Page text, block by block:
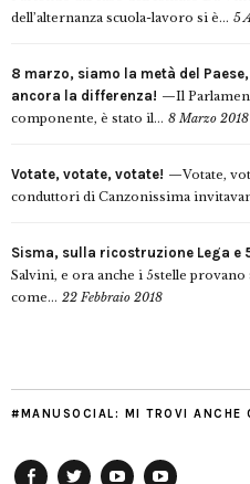
dell’alternanza scuola-lavoro si è... 5
8 marzo, siamo la metà del
ancora la differenza!
Il
componente, è stato il... 8 Marzo 2018
Votate, votate, votate!
Votate,
conduttori di Canzonissima
Sisma, sulla ricostruzione Lega e
Salvini, e ora anche i 5stelle
come... 22 Febbraio 2018
#MANUSOCIAL: MI TROVI ANCHE